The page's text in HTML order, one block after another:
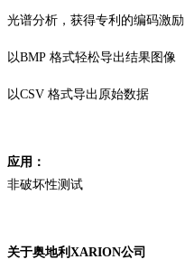
光谱分析，获得专利的编码激励
以BMP 格式轻松导出结果图像
以CSV 格式导出原始数据
应用 ：
非破坏性测试
关于奥地利XARION公司